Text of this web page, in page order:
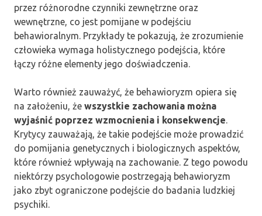
przez różnorodne czynniki zewnętrzne oraz
wewnętrzne, co jest pomijane w podejściu
behawioralnym. Przykłady te pokazują, że zrozumienie
człowieka wymaga holistycznego podejścia, które
łączy różne elementy jego doświadczenia.
Warto również zauważyć, że behawioryzm opiera się
na założeniu, że wszystkie zachowania można
wyjaśnić poprzez wzmocnienia i konsekwencje.
Krytycy zauważają, że takie podejście może prowadzić
do pomijania genetycznych i biologicznych aspektów,
które również wpływają na zachowanie. Z tego powodu
niektórzy psychologowie postrzegają behawioryzm
jako zbyt ograniczone podejście do badania ludzkiej
psychiki.